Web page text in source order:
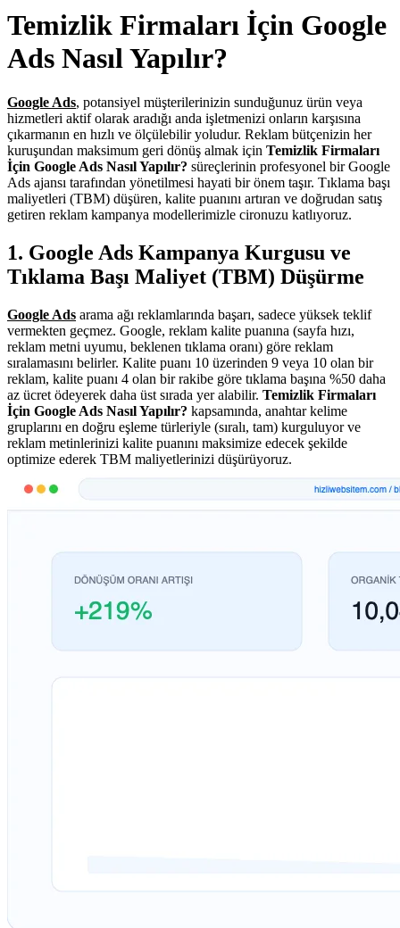
Temizlik Firmaları İçin Google
Ads Nasıl Yapılır?
Google Ads, potansiyel müşterilerinizin sunduğunuz ürün veya
hizmetleri aktif olarak aradığı anda işletmenizi onların karşısına
çıkarmanın en hızlı ve ölçülebilir yoludur. Reklam bütçenizin her
kuruşundan maksimum geri dönüş almak için Temizlik Firmaları
İçin Google Ads Nasıl Yapılır? süreçlerinin profesyonel bir Google
Ads ajansı tarafından yönetilmesi hayati bir önem taşır. Tıklama başı
maliyetleri (TBM) düşüren, kalite puanını artıran ve doğrudan satış
getiren reklam kampanya modellerimizle cironuzu katlıyoruz.
1. Google Ads Kampanya Kurgusu ve
Tıklama Başı Maliyet (TBM) Düşürme
Google Ads arama ağı reklamlarında başarı, sadece yüksek teklif
vermekten geçmez. Google, reklam kalite puanına (sayfa hızı,
reklam metni uyumu, beklenen tıklama oranı) göre reklam
sıralamasını belirler. Kalite puanı 10 üzerinden 9 veya 10 olan bir
reklam, kalite puanı 4 olan bir rakibe göre tıklama başına %50 daha
az ücret ödeyerek daha üst sırada yer alabilir. Temizlik Firmaları
İçin Google Ads Nasıl Yapılır? kapsamında, anahtar kelime
gruplarını en doğru eşleme türleriyle (sıralı, tam) kurguluyor ve
reklam metinlerinizi kalite puanını maksimize edecek şekilde
optimize ederek TBM maliyetlerinizi düşürüyoruz.